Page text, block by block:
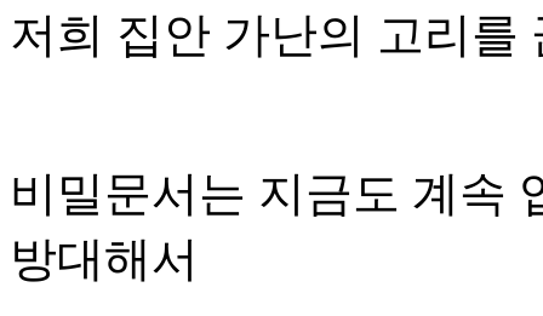
저희 집안 가난의 고리를
비밀문서는 지금도 계속
방대해서